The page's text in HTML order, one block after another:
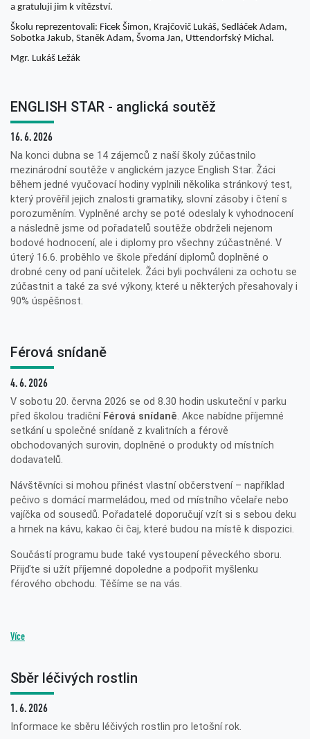
a gratuluji jim k vítězství.
Školu reprezentovali: Ficek Šimon, Krajčovič Lukáš, Sedláček Adam,
Sobotka Jakub, Staněk Adam, Švoma Jan, Uttendorfský Michal.
Mgr. Lukáš Ležák
ENGLISH STAR - anglická soutěž
16. 6. 2026
Na konci dubna se 14 zájemců z naší školy zúčastnilo
mezinárodní soutěže v anglickém jazyce English Star. Žáci
během jedné vyučovací hodiny vyplnili několika stránkový test,
který prověřil jejich znalosti gramatiky, slovní zásoby i čtení s
porozuměním. Vyplněné archy se poté odeslaly k vyhodnocení
a následně jsme od pořadatelů soutěže obdrželi nejenom
bodové hodnocení, ale i diplomy pro všechny zúčastněné. V
úterý 16.6. proběhlo ve škole předání diplomů doplněné o
drobné ceny od paní učitelek. Žáci byli pochváleni za ochotu se
zúčastnit a také za své výkony, které u některých přesahovaly i
90% úspěšnost.
Férová snídaně
4. 6. 2026
V sobotu 20. června 2026 se od 8.30 hodin uskuteční v parku
před školou tradiční Férová snídaně. Akce nabídne příjemné
setkání u společné snídaně z kvalitních a férově
obchodovaných surovin, doplněné o produkty od místních
dodavatelů.
Návštěvníci si mohou přinést vlastní občerstvení – například
pečivo s domácí marmeládou, med od místního včelaře nebo
vajíčka od sousedů. Pořadatelé doporučují vzít si s sebou deku
a hrnek na kávu, kakao či čaj, které budou na místě k dispozici.
Součástí programu bude také vystoupení pěveckého sboru.
Přijďte si užít příjemné dopoledne a podpořit myšlenku
férového obchodu. Těšíme se na vás.
Více
Sběr léčivých rostlin
1. 6. 2026
Informace ke sběru léčivých rostlin pro letošní rok.